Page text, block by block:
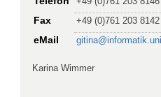
Fax +49 (0)761 203 8142
eMail
Karina Wimmer